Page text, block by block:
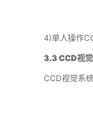
4)单人操作
3.3 CCD视
CCD视觉系